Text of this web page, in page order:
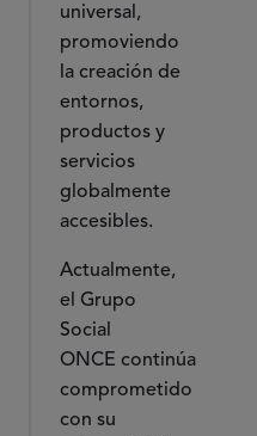
universal,
promoviendo
la creación de
entornos,
productos y
servicios
globalmente
accesibles.
Actualmente,
el Grupo
Social
ONCE continúa
comprometido
con su